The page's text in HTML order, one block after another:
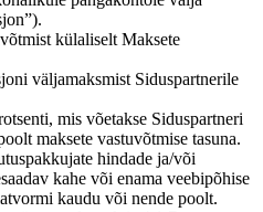
külaliselt Maksete
väljamaksmist Siduspartnerile
mis võetakse Siduspartneri
maksete vastuvõtmise tasuna.
hindade ja/või
kahe või enama veebipõhise
kaudu või nende poolt.